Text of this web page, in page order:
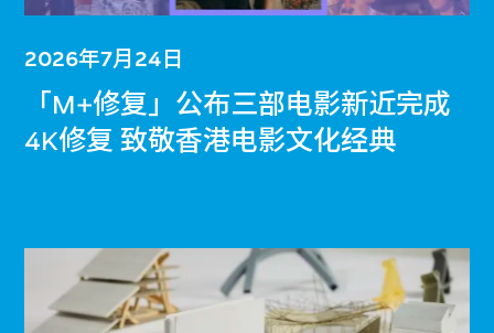
2026年7月24日
「M+修复」公布三部电影新近完成
4K修复 致敬香港电影文化经典